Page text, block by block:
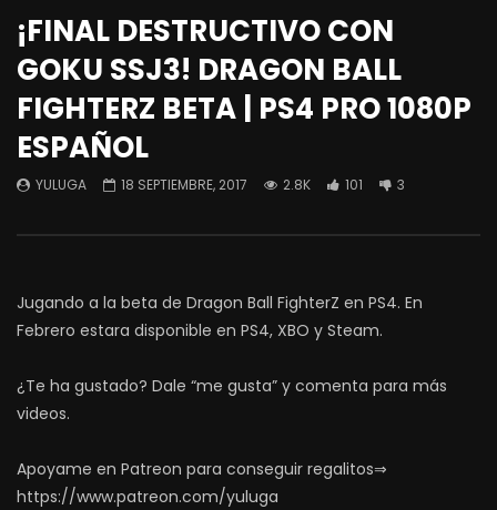
¡FINAL DESTRUCTIVO CON
GOKU SSJ3! DRAGON BALL
FIGHTERZ BETA | PS4 PRO 1080P
ESPAÑOL
YULUGA 18 SEPTIEMBRE, 2017 2.8K 101 3
Jugando a la beta de Dragon Ball FighterZ en PS4. En
Febrero estara disponible en PS4, XBO y Steam.
¿Te ha gustado? Dale “me gusta” y comenta para más
videos.
Apoyame en Patreon para conseguir regalitos⇒
https://www.patreon.com/yuluga